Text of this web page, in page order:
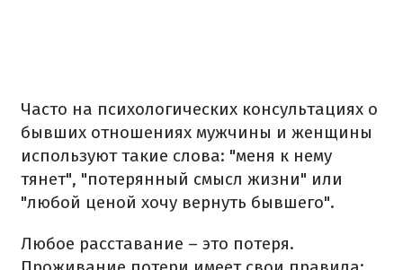
Часто на психологических консультациях о
бывших отношениях мужчины и женщины
используют такие слова: "меня к нему
тянет", "потерянный смысл жизни" или
"любой ценой хочу вернуть бывшего".
Любое расставание – это потеря.